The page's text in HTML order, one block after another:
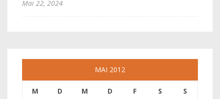
Mai 22, 2024
MAI 2012
M D M D F S S